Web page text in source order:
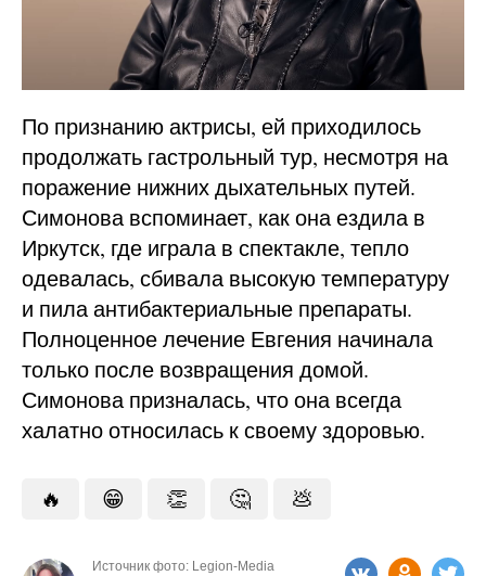
По признанию актрисы, ей приходилось
продолжать гастрольный тур, несмотря на
поражение нижних дыхательных путей.
Симонова вспоминает, как она ездила в
Иркутск, где играла в спектакле, тепло
одевалась, сбивала высокую температуру
и пила антибактериальные препараты.
Полноценное лечение Евгения начинала
только после возвращения домой.
Симонова призналась, что она всегда
халатно относилась к своему здоровью.
🔥 😁 👏 🤔 💩
Источник фото: Legion-Media